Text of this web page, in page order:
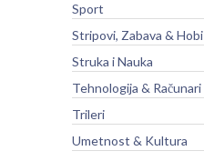
Sport
Stripovi, Zabava & Hobi
Struka i Nauka
Tehnologija & Računari
Trileri
Umetnost & Kultura